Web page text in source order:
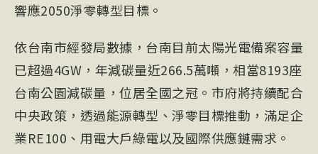
響應2050淨零轉型目標。
依台南市經發局數據，台南目前太陽光電備案容量
已超過4GW，年減碳量近266.5萬噸，相當8193座
台南公園減碳量，位居全國之冠。市府將持續配合
中央政策，透過能源轉型、淨零目標推動，滿足企
業RE100、用電大戶綠電以及國際供應鏈需求。